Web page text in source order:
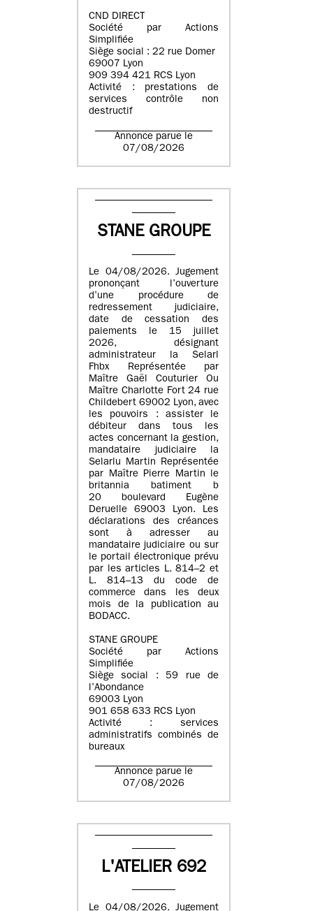
CND DIRECT
Société par Actions
Simplifiée
Siège social : 22 rue Domer
69007 Lyon
909 394 421 RCS Lyon
Activité : prestations de
services contrôle non
destructif
Annonce parue le
07/08/2026
STANE GROUPE
Le 04/08/2026. Jugement
prononçant l’ouverture
d’une procédure de
redressement judiciaire,
date de cessation des
paiements le 15 juillet
2026, désignant
administrateur la Selarl
Fhbx Représentée par
Maître Gaël Couturier Ou
Maître Charlotte Fort 24 rue
Childebert 69002 Lyon, avec
les pouvoirs : assister le
débiteur dans tous les
actes concernant la gestion,
mandataire judiciaire la
Selarlu Martin Représentée
par Maître Pierre Martin le
britannia batiment b
20 boulevard Eugène
Deruelle 69003 Lyon. Les
déclarations des créances
sont à adresser au
mandataire judiciaire ou sur
le portail électronique prévu
par les articles L. 814–2 et
L. 814–13 du code de
commerce dans les deux
mois de la publication au
BODACC.
STANE GROUPE
Société par Actions
Simplifiée
Siège social : 59 rue de
l’Abondance
69003 Lyon
901 658 633 RCS Lyon
Activité : services
administratifs combinés de
bureaux
Annonce parue le
07/08/2026
L'ATELIER 692
Le 04/08/2026. Jugement